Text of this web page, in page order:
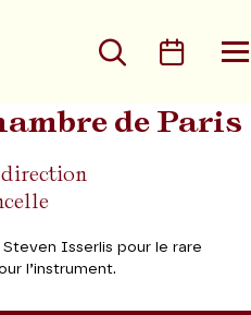
Rechercher
de Paris
Isserlis pour le rare
l’instrument.